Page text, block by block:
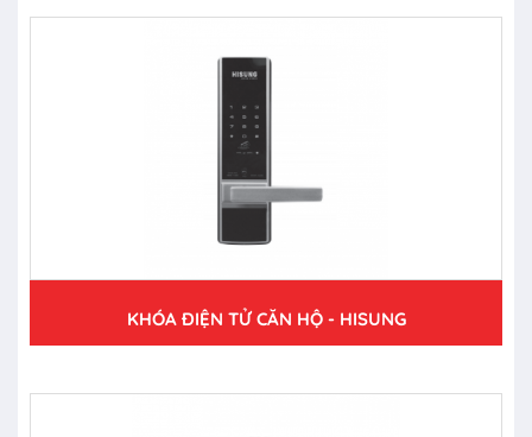
KHÓA ĐIỆN TỬ CĂN HỘ - HISUNG